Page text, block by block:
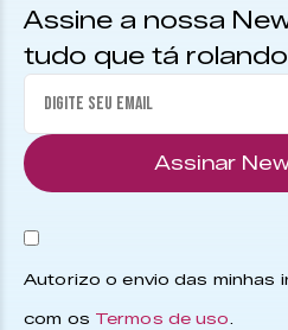
Assine a nossa
tudo que tá
Assinar
Autorizo o envio das minhas
com os Termos de uso.